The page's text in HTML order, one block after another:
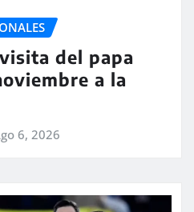
del papa
a la
6, 2026